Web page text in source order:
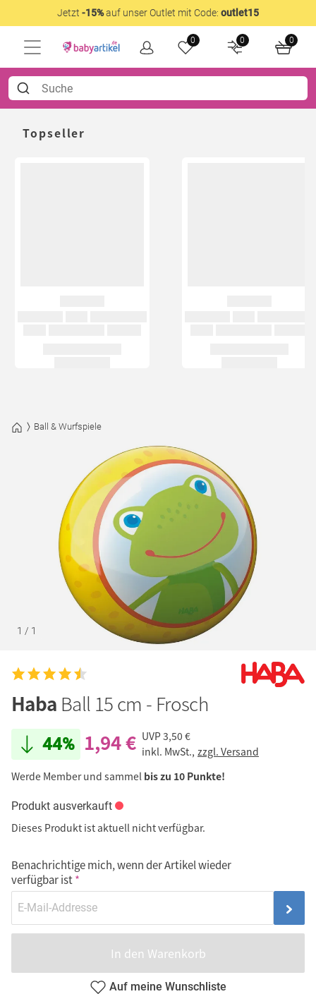
Jetzt -15%auf unser Outlet mit Code: outlet15
0 0 0
Topseller
Ball & Wurfspiele
1 / 1
Haba Ball 15 cm - Frosch
44% 1,94 € UVP3,50 €
inkl. MwSt., zzgl. Versand
Werde Member und sammel bis zu 10 Punkte!
Produkt ausverkauft
Dieses Produkt ist aktuell nicht verfügbar.
Benachrichtige mich, wenn der Artikel wieder
verfügbar ist
In den Warenkorb
Auf meine Wunschliste